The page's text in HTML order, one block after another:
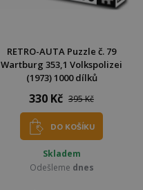
RETRO-AUTA Puzzle č. 79
Wartburg 353,1 Volkspolizei
(1973) 1000 dílků
330 Kč 395 Kč
DO KOŠÍKU
Skladem
Odešleme dnes